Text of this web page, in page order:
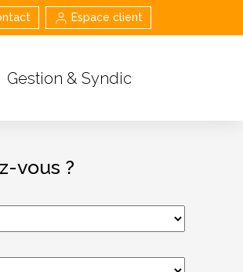
Espace client
Gestion & Syndic
vous ?